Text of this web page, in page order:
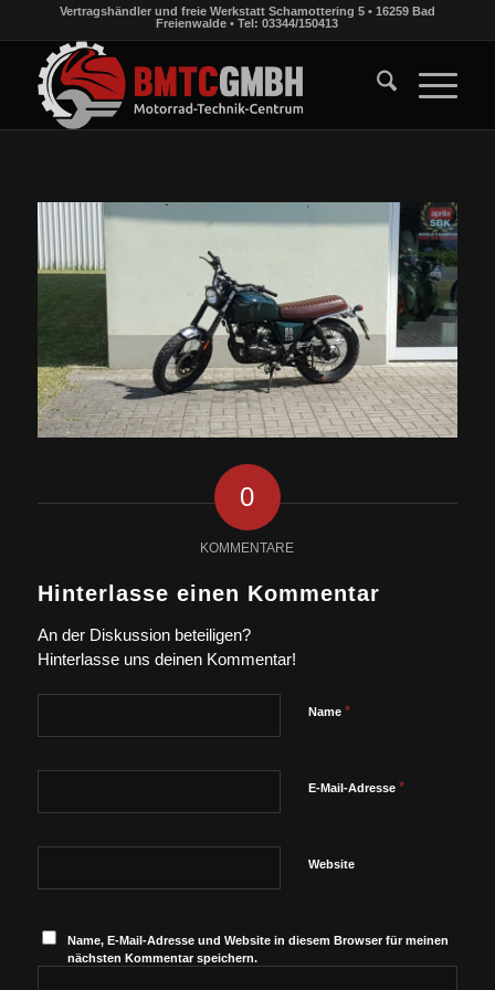
Vertragshändler und freie Werkstatt Schamottering 5 • 16259 Bad
Freienwalde • Tel: 03344/150413
0
KOMMENTARE
Hinterlasse einen Kommentar
An der Diskussion beteiligen?
Hinterlasse uns deinen Kommentar!
Name *
E-Mail-Adresse *
Website
Name, E-Mail-Adresse und Website in diesem Browser für meinen
nächsten Kommentar speichern.